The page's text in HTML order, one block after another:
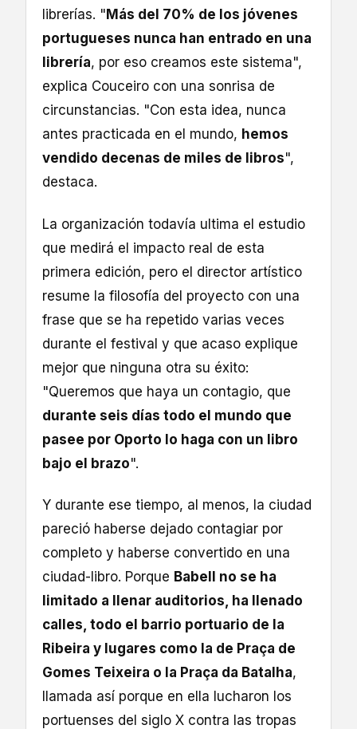
librerías. " Más del 70% de los jóvenes
portugueses nunca han entrado en una
librería, por eso creamos este sistema",
explica Couceiro con una sonrisa de
circunstancias. "Con esta idea, nunca
antes practicada en el mundo, hemos
vendido decenas de miles de libros",
destaca.
La organización todavía ultima el estudio
que medirá el impacto real de esta
primera edición, pero el director artístico
resume la filosofía del proyecto con una
frase que se ha repetido varias veces
durante el festival y que acaso explique
mejor que ninguna otra su éxito:
"Queremos que haya un contagio, que
durante seis días todo el mundo que
pasee por Oporto lo haga con un libro
bajo el brazo".
Y durante ese tiempo, al menos, la ciudad
pareció haberse dejado contagiar por
completo y haberse convertido en una
ciudad-libro. Porque Babell no se ha
limitado a llenar auditorios, ha llenado
calles, todo el barrio portuario de la
Ribeira y lugares como la de Praça de
Gomes Teixeira o la Praça da Batalha,
llamada así porque en ella lucharon los
portuenses del siglo X contra las tropas